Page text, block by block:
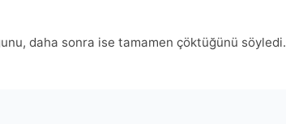
daha sonra ise tamamen çöktüğünü söyledi.